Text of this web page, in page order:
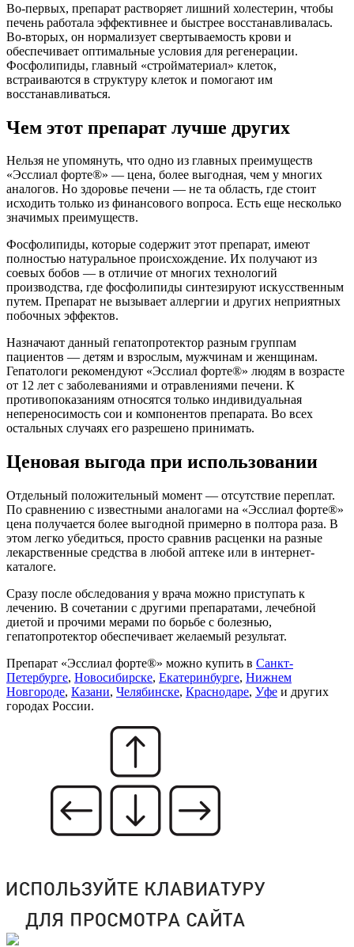
Во-первых, препарат растворяет лишний холестерин, чтобы
печень работала эффективнее и быстрее восстанавливалась.
Во-вторых, он нормализует свертываемость крови и
обеспечивает оптимальные условия для регенерации.
Фосфолипиды, главный «стройматериал» клеток,
встраиваются в структуру клеток и помогают им
восстанавливаться.
Чем этот препарат лучше других
Нельзя не упомянуть, что одно из главных преимуществ
«Эсслиал форте®» — цена, более выгодная, чем у многих
аналогов. Но здоровье печени — не та область, где стоит
исходить только из финансового вопроса. Есть еще несколько
значимых преимуществ.
Фосфолипиды, которые содержит этот препарат, имеют
полностью натуральное происхождение. Их получают из
соевых бобов — в отличие от многих технологий
производства, где фосфолипиды синтезируют искусственным
путем. Препарат не вызывает аллергии и других неприятных
побочных эффектов.
Назначают данный гепатопротектор разным группам
пациентов — детям и взрослым, мужчинам и женщинам.
Гепатологи рекомендуют «Эсслиал форте®» людям в возрасте
от 12 лет с заболеваниями и отравлениями печени. К
противопоказаниям относятся только индивидуальная
непереносимость сои и компонентов препарата. Во всех
остальных случаях его разрешено принимать.
Ценовая выгода при использовании
Отдельный положительный момент — отсутствие переплат.
По сравнению с известными аналогами на «Эсслиал форте®»
цена получается более выгодной примерно в полтора раза. В
этом легко убедиться, просто сравнив расценки на разные
лекарственные средства в любой аптеке или в интернет-
каталоге.
Сразу после обследования у врача можно приступать к
лечению. В сочетании с другими препаратами, лечебной
диетой и прочими мерами по борьбе с болезнью,
гепатопротектор обеспечивает желаемый результат.
Препарат «Эсслиал форте®» можно купить в Санкт-
Петербурге, Новосибирске, Екатеринбурге, Нижнем
Новгороде, Казани, Челябинске, Краснодаре, Уфе и других
городах России.